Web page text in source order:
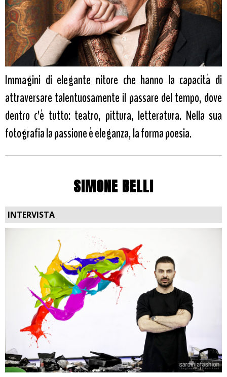
Immagini di elegante nitore che hanno la capacità di
attraversare talentuosamente il passare del tempo, dove
dentro c’è tutto: teatro, pittura, letteratura. Nella sua
fotografia la passione è eleganza, la forma poesia.
SIMONE BELLI
INTERVISTA